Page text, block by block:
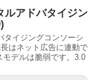
ルアドバタイジン
タイジングコンソーシ
はネット広告に連動で
デルは脆弱です。3.0